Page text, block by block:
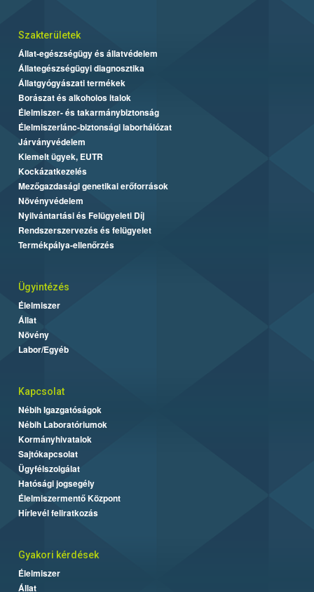
Szakterületek
Állat-egészségügy és állatvédelem
Állategészségügyi diagnosztika
Állatgyógyászati termékek
Borászat és alkoholos italok
Élelmiszer- és takarmánybiztonság
Élelmiszerlánc-biztonsági laborhálózat
Járványvédelem
Kiemelt ügyek, EUTR
Kockázatkezelés
Mezőgazdasági genetikai erőforrások
Növényvédelem
Nyilvántartási és Felügyeleti Díj
Rendszerszervezés és felügyelet
Termékpálya-ellenőrzés
Ügyintézés
Élelmiszer
Állat
Növény
Labor/Egyéb
Kapcsolat
Nébih Igazgatóságok
Nébih Laboratóriumok
Kormányhivatalok
Sajtókapcsolat
Ügyfélszolgálat
Hatósági jogsegély
Élelmiszermentő Központ
Hírlevél feliratkozás
Gyakori kérdések
Élelmiszer
Állat